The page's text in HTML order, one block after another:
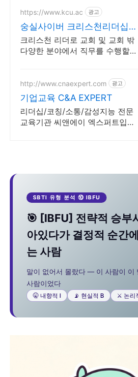
https://www.kcu.ac 광고
숭실사이버 크리스천리더십학
과 신편입생 모집 중!
크리스천 리더로 교회 및 교회 밖
다양한 분야에서 직무를 수행할수
학교! 100% 온라인강의!
http://www.cnaexpert.com 광고
기업교육 C&A EXPERT
리더십/코칭/소통/감성지능 전문
교육기관 씨앤에이 엑스퍼트입니
SBTI 유형 분석 ⑩ IBFU
🎯 [IBFU] 전략적 승부
아있다가 결정적 순간
는 사람
말이 없어서 몰랐다 — 이 사람이 이
사람이었다
🤫 내향적 I 📡 현실적 B ⚔️ 논리